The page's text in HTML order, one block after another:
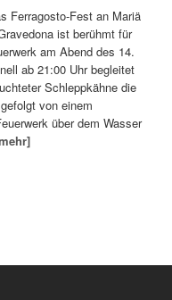
Ferragosto-Fest an Mariä
ist berühmt für
am Abend des 14.
ab 21:00 Uhr begleitet
Schleppkähne die
von einem
über dem Wasser